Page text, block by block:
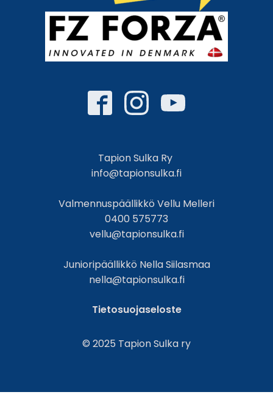
Tapion Sulka Ry
info@tapionsulka.fi
Valmennuspäällikkö Vellu Melleri
0400 575773
vellu@tapionsulka.fi
Junioripäällikkö Nella Siilasmaa
nella@tapionsulka.fi
Tietosuojaseloste
© 2025 Tapion Sulka ry